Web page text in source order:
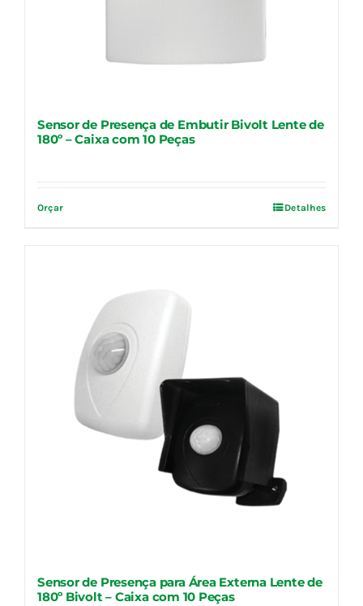
Sensor de Presença de Embutir Bivolt Lente de
180º – Caixa com 10 Peças
Orçar Detalhes
Sensor de Presença para Área Externa Lente de
180º Bivolt – Caixa com 10 Peças